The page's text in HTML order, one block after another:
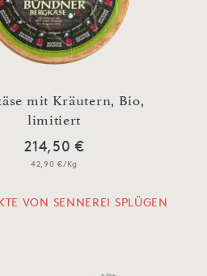
mit Kräutern, Bio,
limitiert
214,50 €
42,90 €/Kg
VON SENNEREI SPLÜGEN